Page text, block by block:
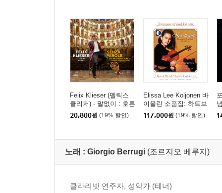
Felix Klieser (펠릭스
클리저) - 말없이 : 호른
으로 연주하는 이탈리
아 아리아 (Senza Parol
n by Puccini, Verdi, Ro
20,800원 (19% 할인)
Elissa Lee Koljonen 바
이올린 소품집: 하트브
레이크 (Heartbreak: Ro
mantic Encores For Vi
2LP]
117,000원 (19% 할인)
노래 : Giorgio Berrugi (조르지오 베루지)
클라리넷 연주자, 성악가 (테너)